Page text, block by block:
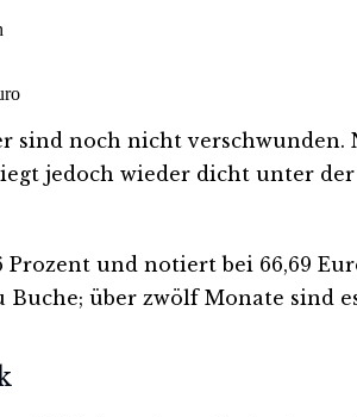
sind noch nicht
jedoch wieder dicht unter
und notiert bei 66,69
Buche; über zwölf Monate sind